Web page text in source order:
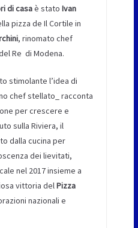
di casaè stato Ivan
pizza de Il Cortile in
, rinomato chef
Re di Modena.
stimolante l’idea di
chef stellato_ racconta
per crescere e
sulla Riviera, il
dalla cucina per
dei lievitati,
nel 2017 insieme a
vittoria delPizza
nazionali e